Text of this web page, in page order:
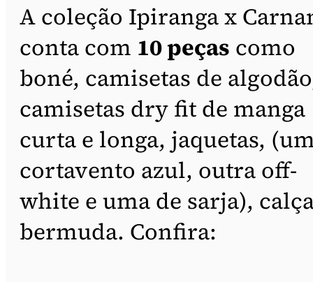
A coleção Ipiranga x
conta com 10 peças como
boné, camisetas de
camisetas dry fit de manga
curta e longa, jaquetas,
cortavento azul, outra off-
white e uma de sarja),
bermuda. Confira: